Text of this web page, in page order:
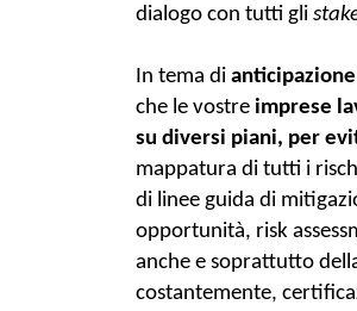
dialogo con tutti gli
In tema di
che le vostre imprese
su diversi piani, per
mappatura di tutti i
di linee guida di
opportunità, risk
anche e soprattutto
costantemente,